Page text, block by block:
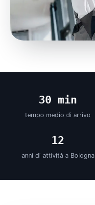
30 min
tempo medio di arrivo
12
anni di attività a Bologna